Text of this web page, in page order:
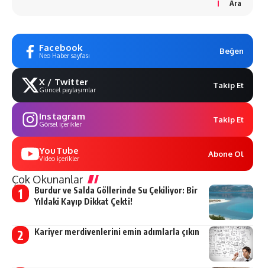
Ara
Facebook
Neo Haber sayfası Beğen
X / Twitter
Güncel paylaşımlar Takip Et
Instagram
Görsel içerikler Takip Et
YouTube
Video içerikler Abone Ol
Çok Okunanlar
Burdur ve Salda Göllerinde Su Çekiliyor: Bir
Yıldaki Kayıp Dikkat Çekti!
Kariyer merdivenlerini emin adımlarla çıkın